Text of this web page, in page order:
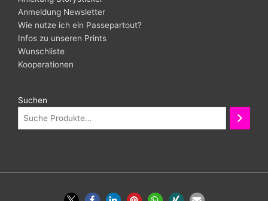
Anmeldung Newsletter
Wie nutze ich ein Passepartout?
Infos zu unseren Prints
Wunschliste
Kooperationen
Suchen